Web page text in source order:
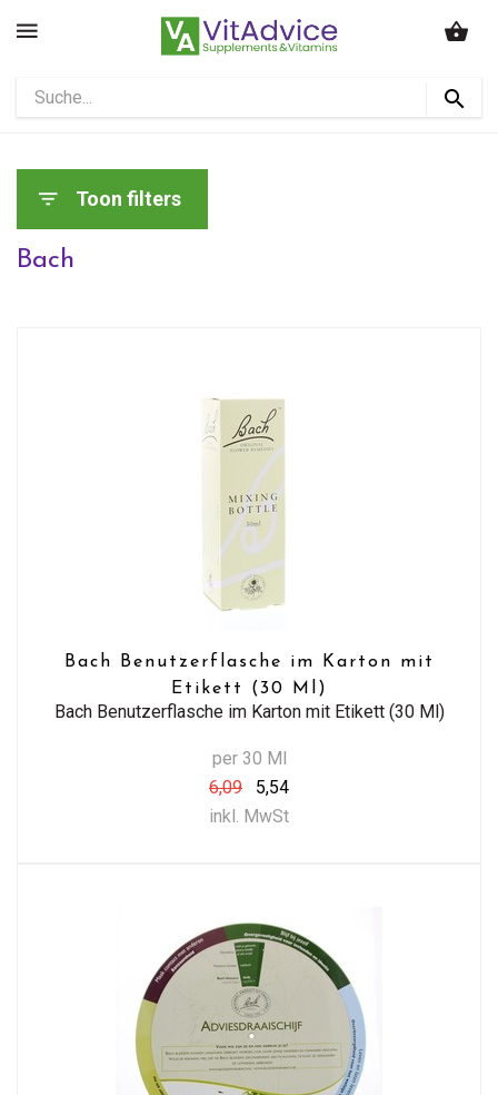
Toon filters
Bach
Bach Benutzerflasche im Karton mit
Etikett (30 Ml)
Bach Benutzerflasche im Karton mit Etikett (30 Ml)
per 30 Ml
6,09
5,54
inkl. MwSt